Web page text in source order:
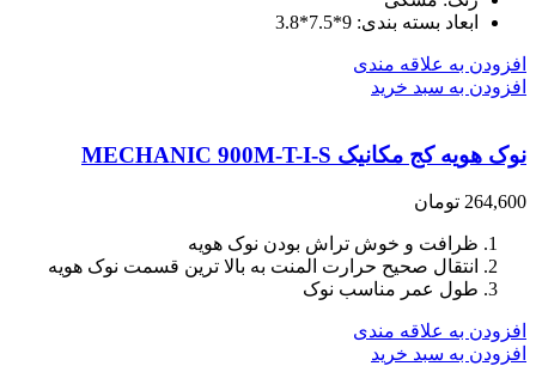
ابعاد بسته بندی: 9*7.5*3.8
افزودن به علاقه مندی
افزودن به سبد خرید
نوک هویه کج مکانیک MECHANIC 900M-T-I-S
264,600 تومان
ظرافت و خوش تراش بودن نوک هویه
انتقال صحیح حرارت المنت به بالا ترین قسمت نوک هویه
طول عمر مناسب نوک
افزودن به علاقه مندی
افزودن به سبد خرید